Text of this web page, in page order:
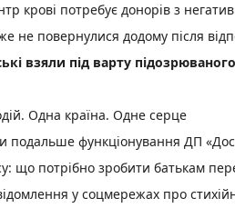
крові потребує донорів з
не повернулися додому після
взяли під варту
Одна країна. Одне серце
функціонування ДП
що потрібно зробити батькам
у соцмережах про